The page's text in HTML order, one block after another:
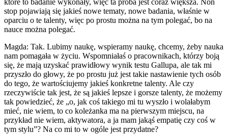
stop pojawiają się jakieś nowe tematy, nowe badania, właśnie w
oparciu o te talenty, więc po prostu można na tym polegać, bo na
nauce można polegać.
Magda: Tak. Lubimy naukę, wspieramy naukę, chcemy, żeby nauka
nam pomagała w życiu. Wspomniałaś o pracownikach, którzy boją
się, że mają uzyskać prawidłowy wynik testu Gallupa, ale tak mi
przyszło do głowy, że po prostu już jest takie nastawienie tych osób
do tego, że wartościujemy jakieś konkretne talenty. Ale czy
rzeczywiście tak jest, że są jakieś lepsze i gorsze talenty, że możemy
tak powiedzieć, że „o, jak coś takiego mi tu wyszło i wolałabym
mieć, nie wiem, to co koleżanka ma na pierwszym miejscu, na
przykład nie wiem, aktywatora, a ja mam jakąś empatię czy coś w
tym stylu”? Na co mi to w ogóle jest przydatne?